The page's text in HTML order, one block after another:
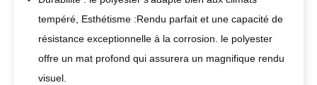
tempéré, Esthétisme :Rendu parfait et une capacité de
résistance exceptionnelle à la corrosion. le polyester
offre un mat profond qui assurera un magnifique rendu
visuel.